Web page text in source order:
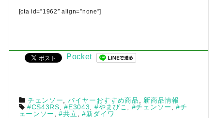
[cta id=”1962″ align=”none”]
Pocket
チェンソー バイヤーおすすめ商品
新商品情報
#CS43RS ,#E3043 #やまびこ #チェンソー ,#チ
ェーンソー
,#共立 #新ダイワ